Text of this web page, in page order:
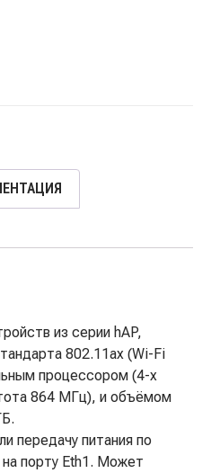
из серии hAP,
802.11ax (Wi-Fi
процессором (4-х
864 МГц), и объёмом
передачу питания по
на порту Eth1. Может